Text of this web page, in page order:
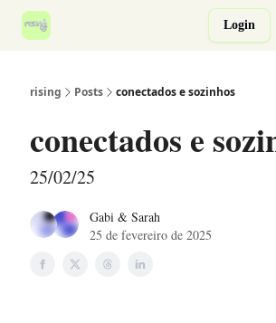
Login
rising Posts conectados e sozinhos
conectados e
25/02/25
Gabi & Sarah
25 de fevereiro de 2025